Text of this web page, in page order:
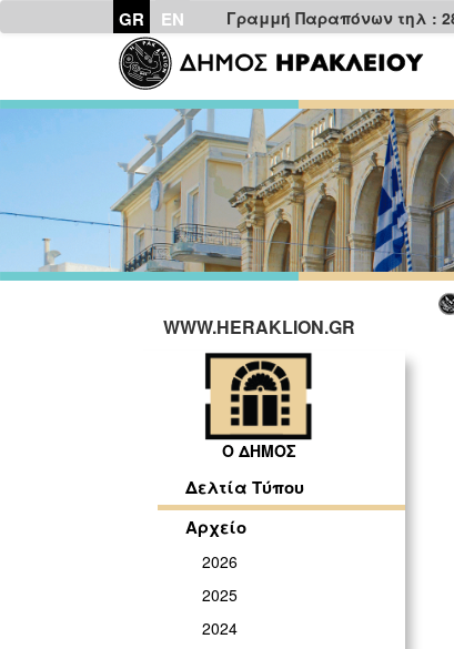
GR EN Γραμμή Παραπόνων τηλ :
WWW.HERAKLION.GR
Ο ΔΗΜΟΣ
Δελτία Τύπου
Αρχείο
2026
2025
2024